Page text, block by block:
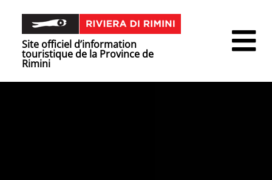
Site officiel d’information
touristique de la Province de
Rimini